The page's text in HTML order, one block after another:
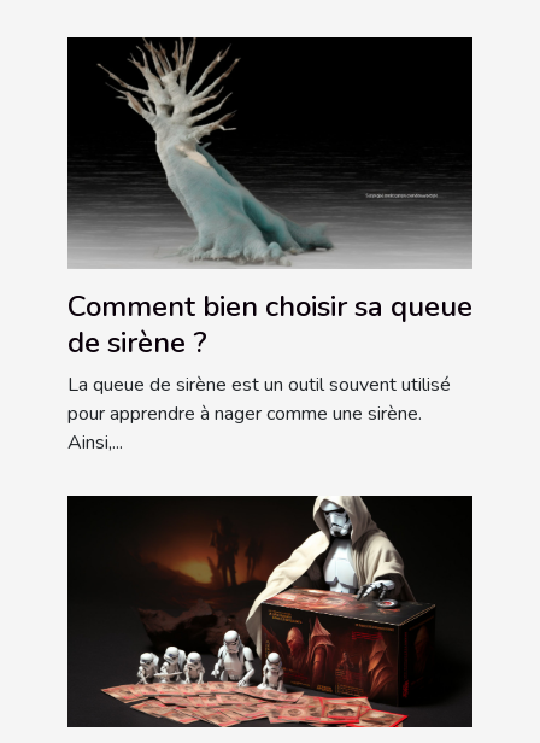
Comment bien choisir sa queue
de sirène ?
La queue de sirène est un outil souvent utilisé
pour apprendre à nager comme une sirène.
Ainsi,...